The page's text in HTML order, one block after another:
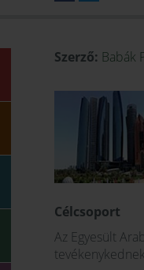
Szerző: Babák
Célcsoport
Az Egyesült